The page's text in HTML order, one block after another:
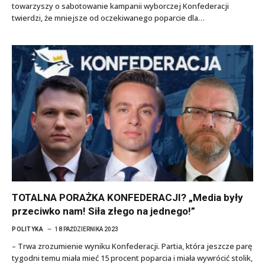
towarzyszy o sabotowanie kampanii wyborczej Konfederacji
twierdzi, że mniejsze od oczekiwanego poparcie dla…
TOTALNA PORAŻKA KONFEDERACJI? „Media były
przeciwko nam! Siła złego na jednego!”
POLITYKA 18 PAŹDZIERNIKA 2023
– Trwa zrozumienie wyniku Konfederacji. Partia, która jeszcze parę
tygodni temu miała mieć 15 procent poparcia i miała wywrócić stolik,